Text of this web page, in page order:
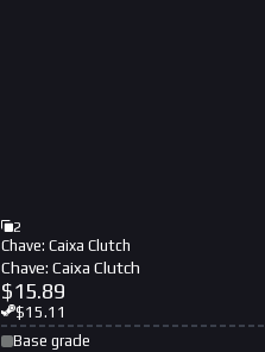
2
Chave: Caixa Clutch
Chave: Caixa Clutch
$15.89
$15.11
Base grade